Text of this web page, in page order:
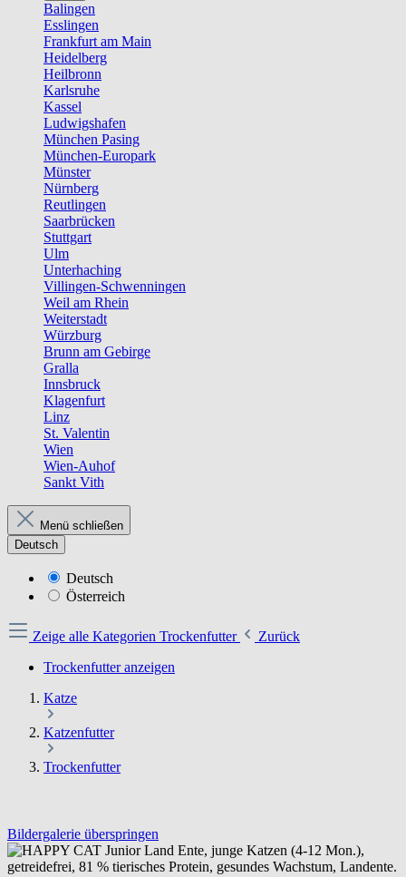
Balingen
Esslingen
Frankfurt am Main
Heidelberg
Heilbronn
Karlsruhe
Kassel
Ludwigshafen
München Pasing
München-Europark
Münster
Nürnberg
Reutlingen
Saarbrücken
Stuttgart
Ulm
Unterhaching
Villingen-Schwenningen
Weil am Rhein
Weiterstadt
Würzburg
Brunn am Gebirge
Gralla
Innsbruck
Klagenfurt
Linz
St. Valentin
Wien
Wien-Auhof
Sankt Vith
Menü schließen
Deutsch
Deutsch
Österreich
Zeige alle Kategorien Trockenfutter
Zurück
Trockenfutter anzeigen
Katze
Katzenfutter
Trockenfutter
Bildergalerie überspringen